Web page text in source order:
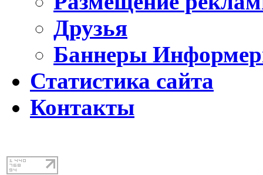
Друзья
Баннеры
Статистика сайта
Контакты